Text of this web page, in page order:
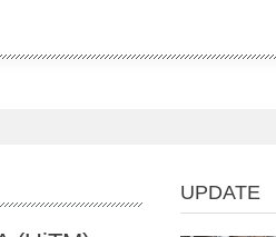
UPDATE